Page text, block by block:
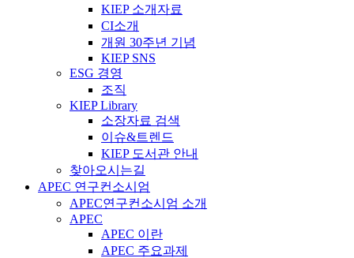
KIEP 소개자료
CI소개
개원 30주년 기념
KIEP SNS
ESG 경영
조직
KIEP Library
소장자료 검색
이슈&트렌드
KIEP 도서관 안내
찾아오시는길
APEC 연구컨소시엄
APEC연구컨소시엄 소개
APEC
APEC 이란
APEC 주요과제